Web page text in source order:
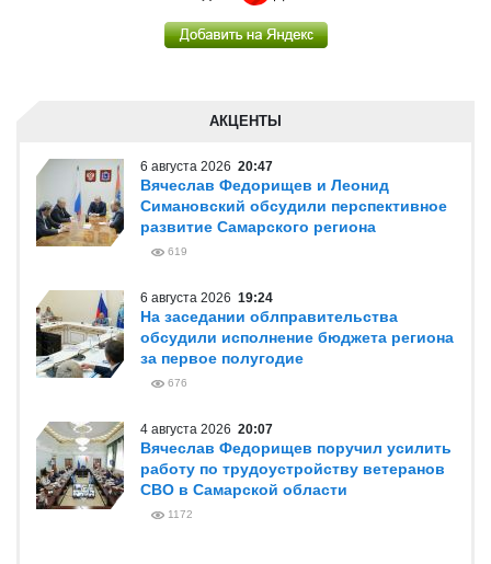
АКЦЕНТЫ
6 августа 2026 20:47
Вячеслав Федорищев и Леонид
Симановский обсудили перспективное
развитие Самарского региона
619
6 августа 2026 19:24
На заседании облправительства
обсудили исполнение бюджета региона
за первое полугодие
676
4 августа 2026 20:07
Вячеслав Федорищев поручил усилить
работу по трудоустройству ветеранов
СВО в Самарской области
1172